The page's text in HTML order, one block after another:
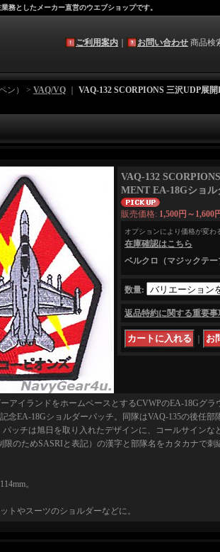
務としたメーカー直営のウエブショップです。
ご利用案内 お問い合わせ 商品検
ン） > VAQ/VQ
VAQ-132 SCORPIONS 三沢UDP展
VAQ-132
MENT EA-18Gショル
販売価格: 1,500円～1,600
オプションにより価格が変わ
在庫確認はこちら
ベルクロ（マジックテー
数量:
返品特約に関する重要事
アイランドをホームベースとするCVWPのEA-18Gグ
念EA-18Gショルダーパッチ。同隊はVAQ-135の後任
パッチは旭日を取り入れたデザインに、コールサインな
限のためSASRIと表記）の漢字と部隊名をカタカナで
。
トやスーツのショルダーなどに。